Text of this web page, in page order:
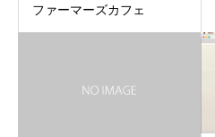
ファーマーズカフェ